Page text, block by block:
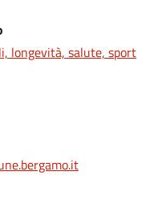
longevità, salute, sport